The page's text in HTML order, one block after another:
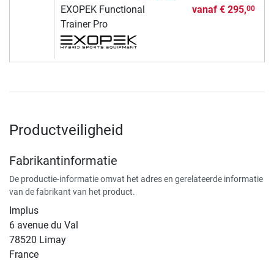
EXOPEK Functional
Trainer Pro
vanaf € 295,00
Productveiligheid
Fabrikantinformatie
De productie-informatie omvat het adres en gerelateerde informatie
van de fabrikant van het product.
Implus
6 avenue du Val
78520 Limay
France